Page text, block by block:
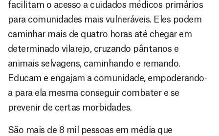
facilitam o acesso a cuidados médicos primários
para comunidades mais vulneráveis. Eles podem
caminhar mais de quatro horas até chegar em
determinado vilarejo, cruzando pântanos e
animais selvagens, caminhando e remando.
Educam e engajam a comunidade, empoderando-
a para ela mesma conseguir combater e se
prevenir de certas morbidades.
São mais de 8 mil pessoas em média que